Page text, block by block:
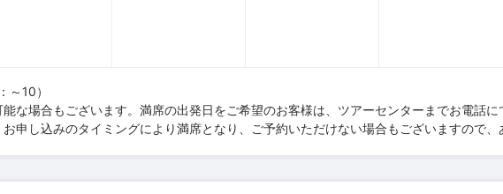
～10）
な場合もございます。満席の出発日をご希望のお客様は、ツアーセンターまでお電話
申し込みのタイミングにより満席となり、ご予約いただけない場合もございますので